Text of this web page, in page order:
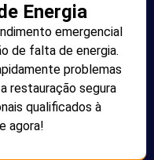
Energia
emergencial
de falta de energia.
problemas
restauração segura
qualificados à
agora!